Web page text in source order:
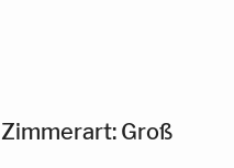
Zimmerart: Groß